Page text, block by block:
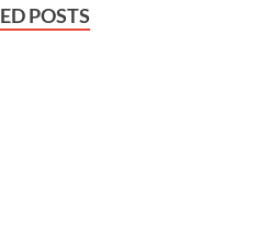
POSTS